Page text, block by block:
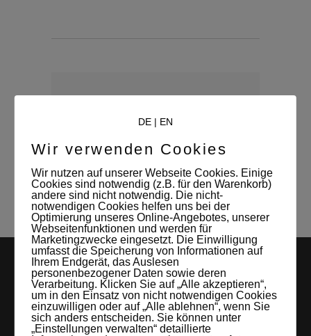
Studio Leipzigs
DE| EN
Wir verwenden Cookies
Wir nutzen auf unserer Webseite Cookies. Einige
Cookies sind notwendig (z.B. für den Warenkorb)
andere sind nicht notwendig. Die nicht-
notwendigen Cookies helfen uns bei der
Optimierung unseres Online-Angebotes, unserer
Webseitenfunktionen und werden für
Marketingzwecke eingesetzt. Die Einwilligung
umfasst die Speicherung von Informationen auf
Ihrem Endgerät, das Auslesen
personenbezogener Daten sowie deren
Verarbeitung. Klicken Sie auf „Alle akzeptieren“,
um in den Einsatz von nicht notwendigen Cookies
einzuwilligen oder auf „Alle ablehnen“, wenn Sie
sich anders entscheiden. Sie können unter
„Einstellungen verwalten“ detaillierte